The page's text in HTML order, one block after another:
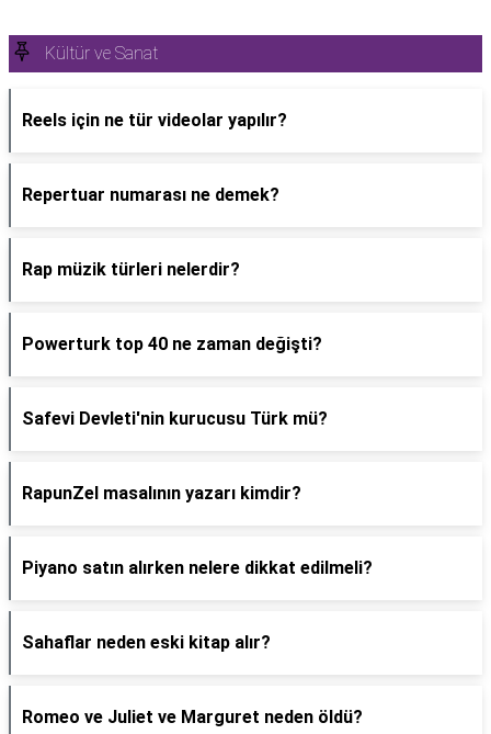
Kültür ve Sanat
Reels için ne tür videolar yapılır?
Repertuar numarası ne demek?
Rap müzik türleri nelerdir?
Powerturk top 40 ne zaman değişti?
Safevi Devleti'nin kurucusu Türk mü?
RapunZel masalının yazarı kimdir?
Piyano satın alırken nelere dikkat edilmeli?
Sahaflar neden eski kitap alır?
Romeo ve Juliet ve Marguret neden öldü?